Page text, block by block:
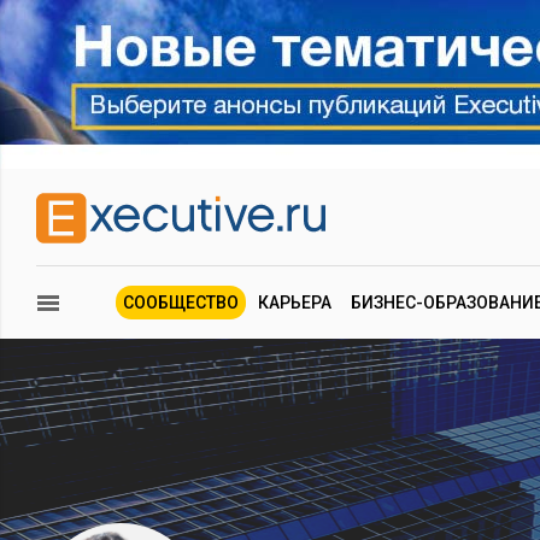
СООБЩЕСТВО КАРЬЕРА БИЗНЕС-